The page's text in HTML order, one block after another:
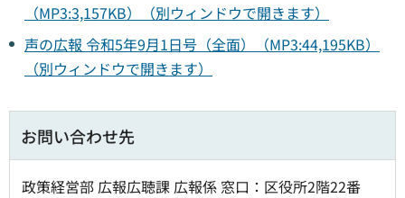
（MP3:3,157KB）（別ウィンドウで開きます）
声の広報 令和5年9月1日号（全面）（MP3:44,195KB）
（別ウィンドウで開きます）
お問い合わせ先
政策経営部 広報広聴課 広報係 窓口：区役所2階22番